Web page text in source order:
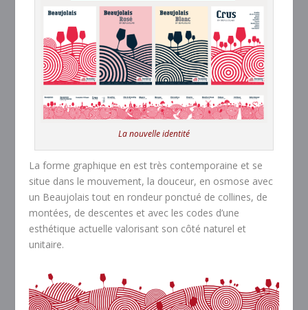
La nouvelle identité
La forme graphique en est très contemporaine et se
situe dans le mouvement, la douceur, en osmose avec
un Beaujolais tout en rondeur ponctué de collines, de
montées, de descentes et avec les codes d’une
esthétique actuelle valorisant son côté naturel et
unitaire.